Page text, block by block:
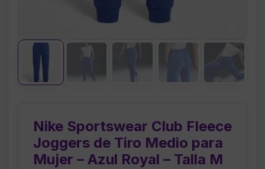
Nike Sportswear Club Fleece
Joggers de Tiro Medio para
Mujer – Azul Royal – Talla M